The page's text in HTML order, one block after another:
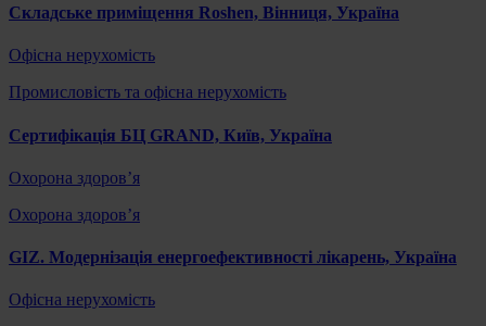
Складське приміщення Roshen, Вінниця, Україна
Офісна нерухомість
Промисловість та офісна нерухомість
Сертифікація БЦ GRAND, Київ, Україна
Охорона здоров’я
Охорона здоров’я
GIZ. Модернізація енергоефективності лікарень, Україна
Офісна нерухомість